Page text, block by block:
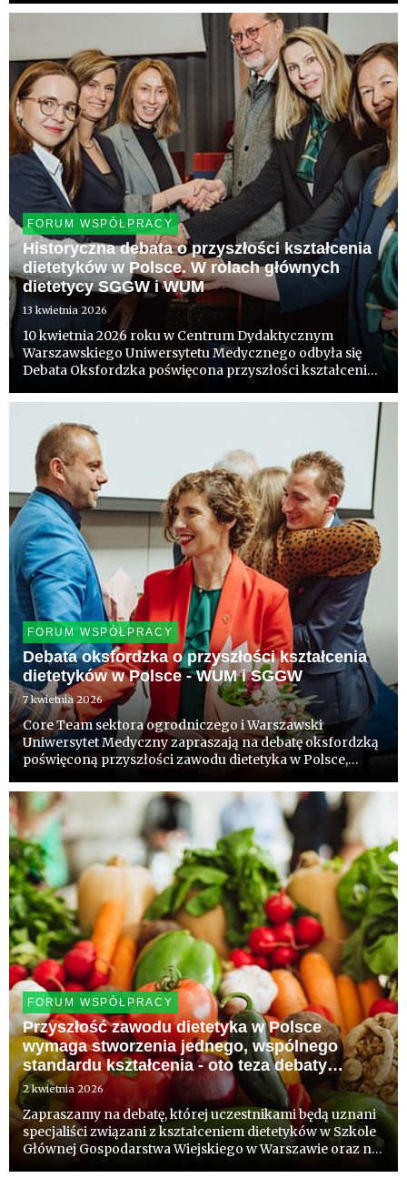
sporu przy tworzeniu takiego standardu. Przede
FORUM WSPÓŁPRACY
Historyczna debata o przyszłości kształcenia
dietetyków w Polsce. W rolach głównych
dietetycy SGGW i WUM
13 kwietnia 2026
10 kwietnia 2026 roku w Centrum Dydaktycznym
Warszawskiego Uniwersytetu Medycznego odbyła się
Debata Oksfordzka poświęcona przyszłości kształcenia
konieczność wprowadzenia jednego, wspólnego
standardu kształcenia.
FORUM WSPÓŁPRACY
Debata oksfordzka o przyszłości kształcenia
dietetyków w Polsce - WUM i SGGW
7 kwietnia 2026
Core Team sektora ogrodniczego i Warszawski
Uniwersytet Medyczny zapraszają na debatę oksfordzką
poświęconą przyszłości zawodu dietetyka w Polsce,
Centrum Dydaktycznym WUM przy ul. Księcia Trojdena
2a w Warszawie.
FORUM WSPÓŁPRACY
Przyszłość zawodu dietetyka w Polsce
wymaga stworzenia jednego, wspólnego
standardu kształcenia - oto teza debaty
oksfordzkiej, która odbędzie się 10 kwietnia
na Warszawskim Uniwersytecie Medycznym
2 kwietnia 2026
Zapraszamy na debatę, której uczestnikami będą uznani
specjaliści związani z kształceniem dietetyków w Szkole
Głównej Gospodarstwa Wiejskiego w Warszawie oraz na